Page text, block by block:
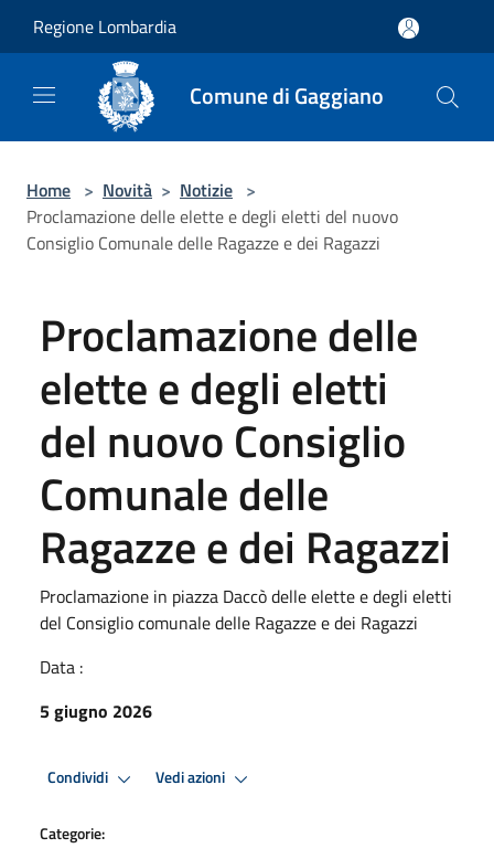
Regione Lombardia
Comune di Gaggiano
Home > Novità > Notizie >
Proclamazione delle elette e degli eletti del nuovo
Consiglio Comunale delle Ragazze e dei Ragazzi
Proclamazione delle
elette e degli eletti
del nuovo Consiglio
Comunale delle
Ragazze e dei Ragazzi
Proclamazione in piazza Daccò delle elette e degli eletti
del Consiglio comunale delle Ragazze e dei Ragazzi
Data :
5 giugno 2026
Condividi Vedi azioni
Categorie: